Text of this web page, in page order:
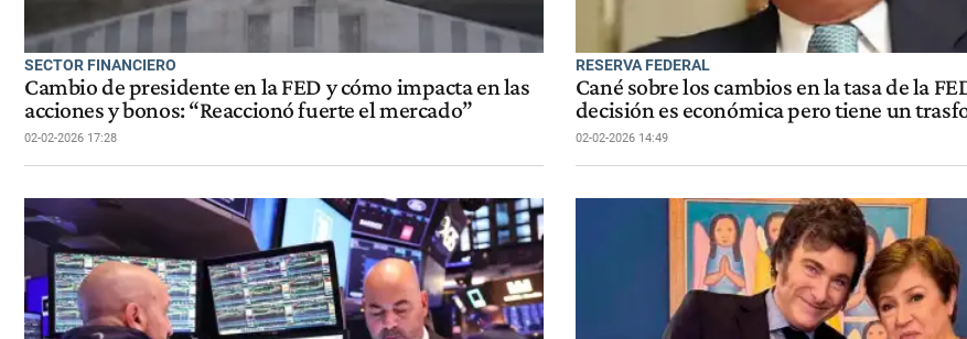
SECTOR FINANCIERO
Cambio de presidente en la FED y cómo impacta en las
acciones y bonos: “Reaccionó fuerte el mercado”
02-02-2026 17:28
RESERVA FEDERAL
Cané sobre los cambios en la tasa de la
decisión es económica pero tiene un
02-02-2026 14:49